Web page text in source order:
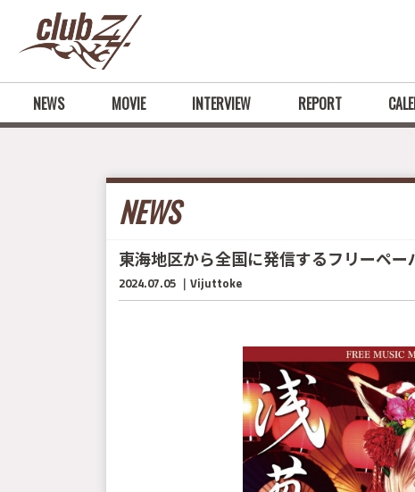
NEWS MOVIE INTERVIEW REPORT
NEWS
東海地区から全国に発信するフリーペ
2024.07.05 Vijuttoke